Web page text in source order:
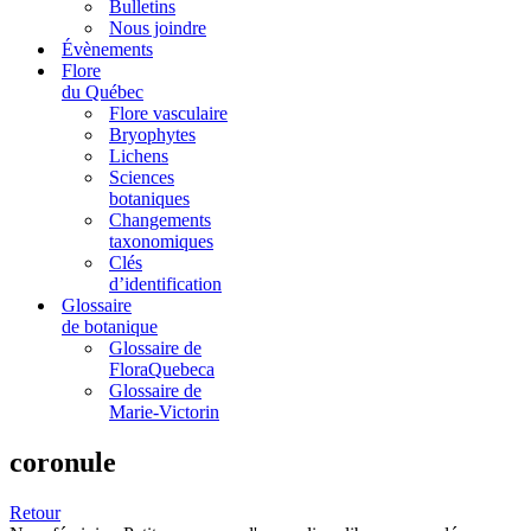
Bulletins
Nous joindre
Évènements
Flore
du Québec
Flore vasculaire
Bryophytes
Lichens
Sciences
botaniques
Changements
taxonomiques
Clés
d’identification
Glossaire
de botanique
Glossaire de
FloraQuebeca
Glossaire de
Marie-Victorin
coronule
Retour